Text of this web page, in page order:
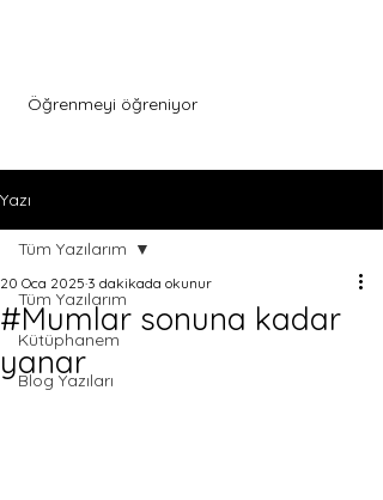
Öğrenmeyi öğreniyor
Yazı
Tüm Yazılarım
Kütüphanem
Blog Yazıları
Tüm Yazılarım
#Mumlar sonuna kadar
yanar
20 Oca 2025 3 dakikada okunur